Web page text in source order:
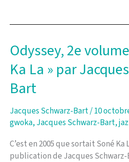
de
Jacques
le
Odyssey, 2e
Ka La » par
Bart
Jacques Schwarz-Bart/10
gwoka, Jacques Schwarz-Bart,
C’est en 2005 que sortait Soné
publication de Jacques